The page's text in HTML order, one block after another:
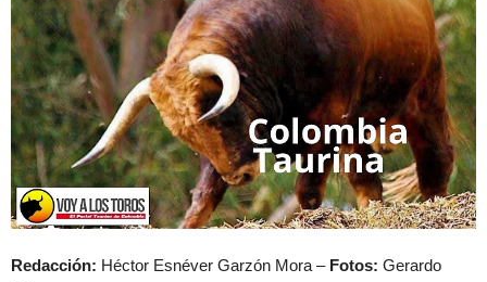
Redacción: Héctor Esnéver Garzón Mora – Fotos: Gerardo